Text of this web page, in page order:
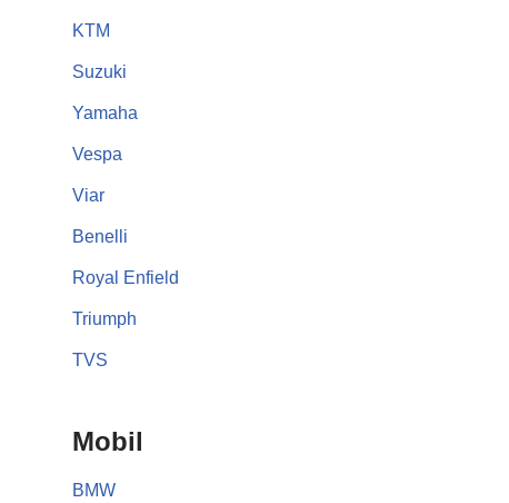
KTM
Suzuki
Yamaha
Vespa
Viar
Benelli
Royal Enfield
Triumph
TVS
Mobil
BMW